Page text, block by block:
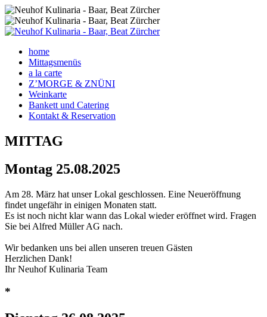
home
Mittagsmenüs
a la carte
Z’MORGE & ZNÜNI
Weinkarte
Bankett und Catering
Kontakt & Reservation
MITTAG
Montag 25.08.2025
Am 28. März hat unser Lokal geschlossen. Eine Neueröffnung
findet ungefähr in einigen Monaten statt.
Es ist noch nicht klar wann das Lokal wieder eröffnet wird. Fragen
Sie bei Alfred Müller AG nach.
Wir bedanken uns bei allen unseren treuen Gästen
Herzlichen Dank!
Ihr Neuhof Kulinaria Team
*